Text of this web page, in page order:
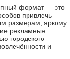
формат — это
привлечь
размерам, яркому
рекламные
городского
и